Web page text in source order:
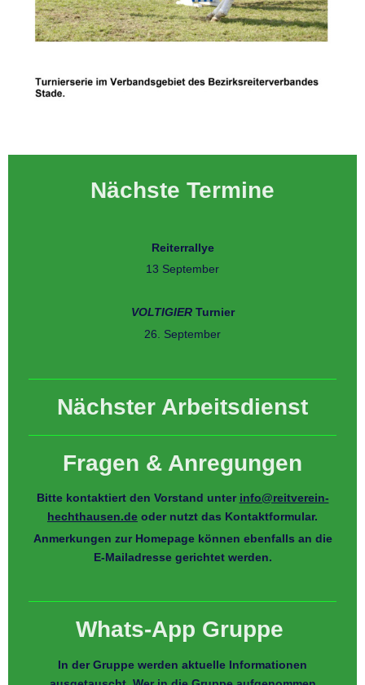
Nächste Termine
Reiterrallye
13 September
VOLTIGIERTurnier
26. September
Nächster Arbeitsdienst
Fragen & Anregungen
Bitte kontaktiert den Vorstand unter info@reitverein-
hechthausen.de oder nutzt das Kontaktformular.
Anmerkungen zur Homepage können ebenfalls an die
E-Mailadresse gerichtet werden.
Whats-App Gruppe
In der Gruppe werden aktuelle Informationen